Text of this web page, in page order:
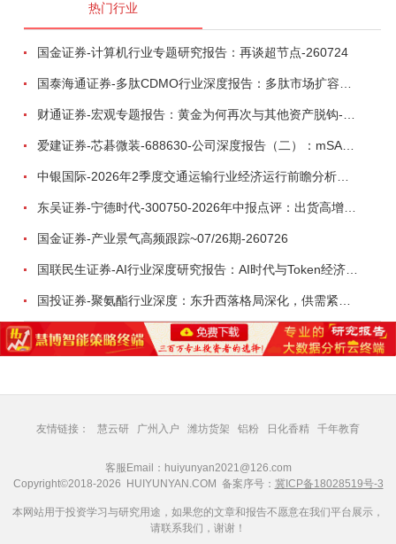
热门行业
国金证券-计算机行业专题研究报告：再谈超节点-260724
爱建证券-芯碁微装-688630-公司深度报告（二）：mSAP带动LDI量价齐升，大尺寸封装打开成长空间-260722
中银国际-2026年2季度交通运输行业经济运行前瞻分析：地缘冲突致航运和航空景气度分化，交通基础设施板块总体呈现稳健特征-260724
东吴证券-宁德时代-300750-2026年中报点评：出货高增业绩稳健，回购彰显龙头信心-260726
国金证券-产业景气高频跟踪~07/26期-260726
国联民生证券-AI行业深度研究报告：AI时代与Token经济，从技术符号到数字石油-260801
友情链接： 慧云研 广州入户 潍坊货架 铝粉 日化香精 千年教育
客服Email：huiyunyan2021@126.com
Copyright©2018-2026 HUIYUNYAN.COM 备案序号： 冀ICP备18028519号-3
本网站用于投资学习与研究用途，如果您的文章和报告不愿意在我们平台展示，
请联系我们，谢谢！